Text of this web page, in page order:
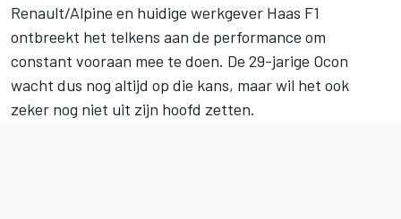
Renault/Alpine en huidige werkgever Haas F1
ontbreekt het telkens aan de performance om
constant vooraan mee te doen. De 29-jarige Ocon
wacht dus nog altijd op die kans, maar wil het ook
zeker nog niet uit zijn hoofd zetten.